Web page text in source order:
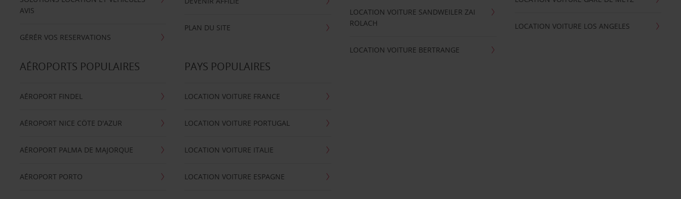
AVIS
GÉRÉR VOS RESERVATIONS
PLAN DU SITE
LOCATION VOITURE SANDWEILER ZAI
ROLACH
LOCATION VOITURE BERTRANGE
LOCATION VOITURE LOS ANGELES
AÉROPORTS POPULAIRES
AÉROPORT FINDEL
AÉROPORT NICE CÖTE D'AZUR
AÉROPORT PALMA DE MAJORQUE
AÉROPORT PORTO
PAYS POPULAIRES
LOCATION VOITURE FRANCE
LOCATION VOITURE PORTUGAL
LOCATION VOITURE ITALIE
LOCATION VOITURE ESPAGNE